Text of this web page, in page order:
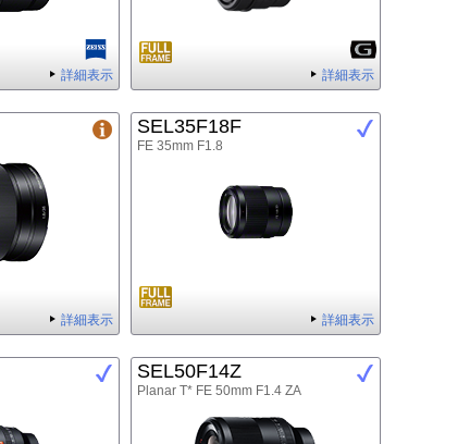
詳細表示 詳細表示
詳細表示
SEL35F18F
FE 35mm F1.8
詳細表示
SEL50F14Z
Planar T* FE 50mm F1.4 ZA